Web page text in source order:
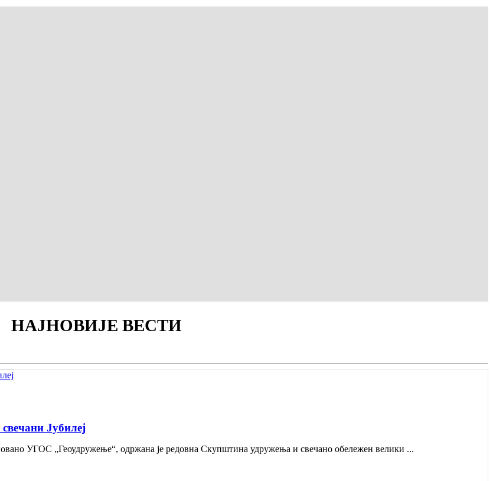
НАЈНОВИЈЕ ВЕСТИ
Jубилеј
УГОС „Геоудружење“, одржана је редовна Скупштина удружења и свечано обележен велики ...